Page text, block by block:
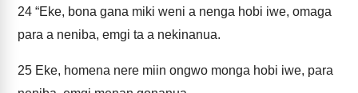
24 “Eke, bona gana miki weni a nenga hobi iwe, omaga
para a neniba, emgi ta a nekinanua.
25 Eke, homena nere miin ongwo monga hobi iwe, para